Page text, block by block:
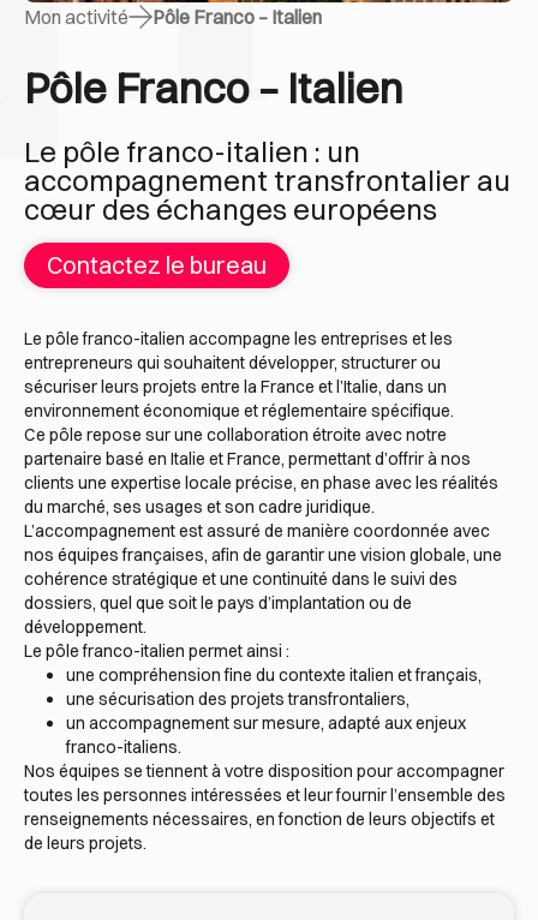
Mon activité Pôle Franco – Italien
Pôle Franco – Italien
Le pôle franco-italien : un
accompagnement transfrontalier au
cœur des échanges européens
Contactez le bureau
Le pôle franco-italien accompagne les entreprises et les
entrepreneurs qui souhaitent développer, structurer ou
sécuriser leurs projets entre la France et l’Italie, dans un
environnement économique et réglementaire spécifique.
Ce pôle repose sur une collaboration étroite avec notre
partenaire basé en Italie et France, permettant d’offrir à nos
clients une expertise locale précise, en phase avec les réalités
du marché, ses usages et son cadre juridique.
L’accompagnement est assuré de manière coordonnée avec
nos équipes françaises, afin de garantir une vision globale, une
cohérence stratégique et une continuité dans le suivi des
dossiers, quel que soit le pays d’implantation ou de
développement.
Le pôle franco-italien permet ainsi :
une compréhension fine du contexte italien et français,
une sécurisation des projets transfrontaliers,
un accompagnement sur mesure, adapté aux enjeux
franco-italiens.
Nos équipes se tiennent à votre disposition pour accompagner
toutes les personnes intéressées et leur fournir l’ensemble des
renseignements nécessaires, en fonction de leurs objectifs et
de leurs projets.